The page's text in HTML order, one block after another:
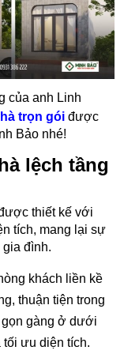
của anh Linh
trọn gói được
Bảo nhé!
lệch tầng
thiết kế với
tích, mang lại sự
gia đình.
khách liền kề
thuận tiện trong
gàng ở dưới
ưu diện tích.